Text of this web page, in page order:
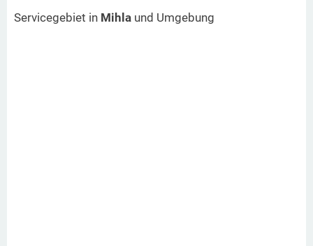
Servicegebiet in Mihla und Umgebung